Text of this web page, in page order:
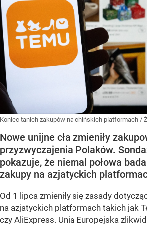
Koniec tanich zakupów na chińskich platformach /
Nowe unijne cła zmieniły
przyzwyczajenia Polaków.
pokazuje, że niemal połowa
zakupy na azjatyckich
Od 1 lipca zmieniły się zasady
na azjatyckich platformach takich jak
czy AliExpress. Unia Europejska